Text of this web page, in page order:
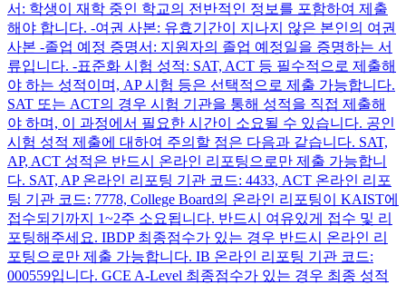
서: 학생이 재학 중인 학교의 전반적인 정보를 포함하여 제출
해야 합니다. -여권 사본: 유효기간이 지나지 않은 본인의 여권
사본 -졸업 예정 증명서: 지원자의 졸업 예정일을 증명하는 서
류입니다. -표준화 시험 성적: SAT, ACT 등 필수적으로 제출해
야 하는 성적이며, AP 시험 등은 선택적으로 제출 가능합니다.
SAT 또는 ACT의 경우 시험 기관을 통해 성적을 직접 제출해
야 하며, 이 과정에서 필요한 시간이 소요될 수 있습니다. 공인
시험 성적 제출에 대하여 주의할 점은 다음과 같습니다. SAT,
AP, ACT 성적은 반드시 온라인 리포팅으로만 제출 가능합니
다. SAT, AP 온라인 리포팅 기관 코드: 4433, ACT 온라인 리포
팅 기관 코드: 7778, College Board의 온라인 리포팅이 KAIST에
접수되기까지 1~2주 소요됩니다. 반드시 여유있게 접수 및 리
포팅해주세요. IBDP 최종점수가 있는 경우 반드시 온라인 리
포팅으로만 제출 가능합니다. IB 온라인 리포팅 기관 코드:
000559입니다. GCE A-Level 최종점수가 있는 경우 최종 성적